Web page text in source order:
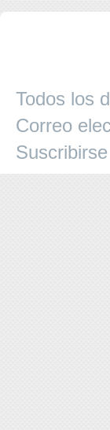
Todos los
Correo